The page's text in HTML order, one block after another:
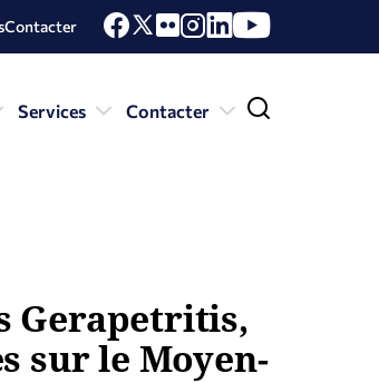
Contacter
Services Contacter
Gerapetritis,
sur le Moyen-